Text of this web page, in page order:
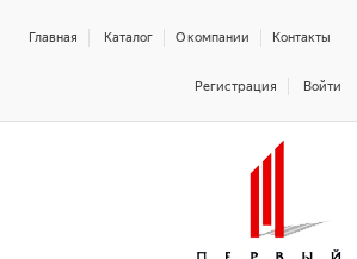
Главная Каталог О компании Контакты
Регистрация Войти